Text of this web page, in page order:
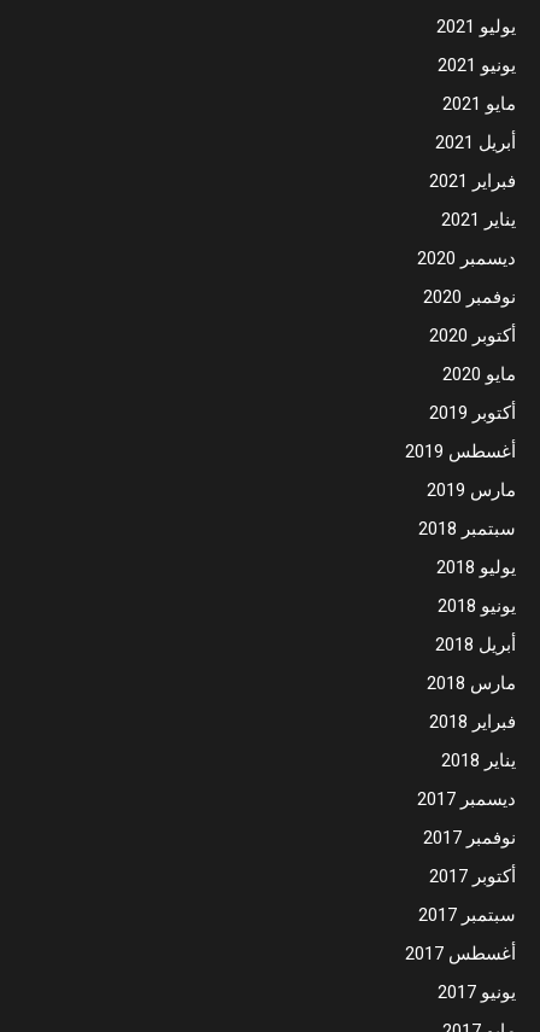
يوليو 2021
يونيو 2021
مايو 2021
أبريل 2021
فبراير 2021
يناير 2021
ديسمبر 2020
نوفمبر 2020
أكتوبر 2020
مايو 2020
أكتوبر 2019
أغسطس 2019
مارس 2019
سبتمبر 2018
يوليو 2018
يونيو 2018
أبريل 2018
مارس 2018
فبراير 2018
يناير 2018
ديسمبر 2017
نوفمبر 2017
أكتوبر 2017
سبتمبر 2017
أغسطس 2017
يونيو 2017